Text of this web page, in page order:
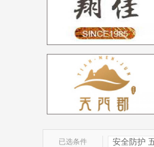
已选条件 安全防护